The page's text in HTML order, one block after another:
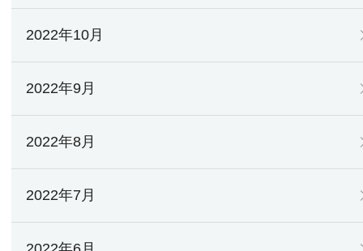
2022年10月
2022年9月
2022年8月
2022年7月